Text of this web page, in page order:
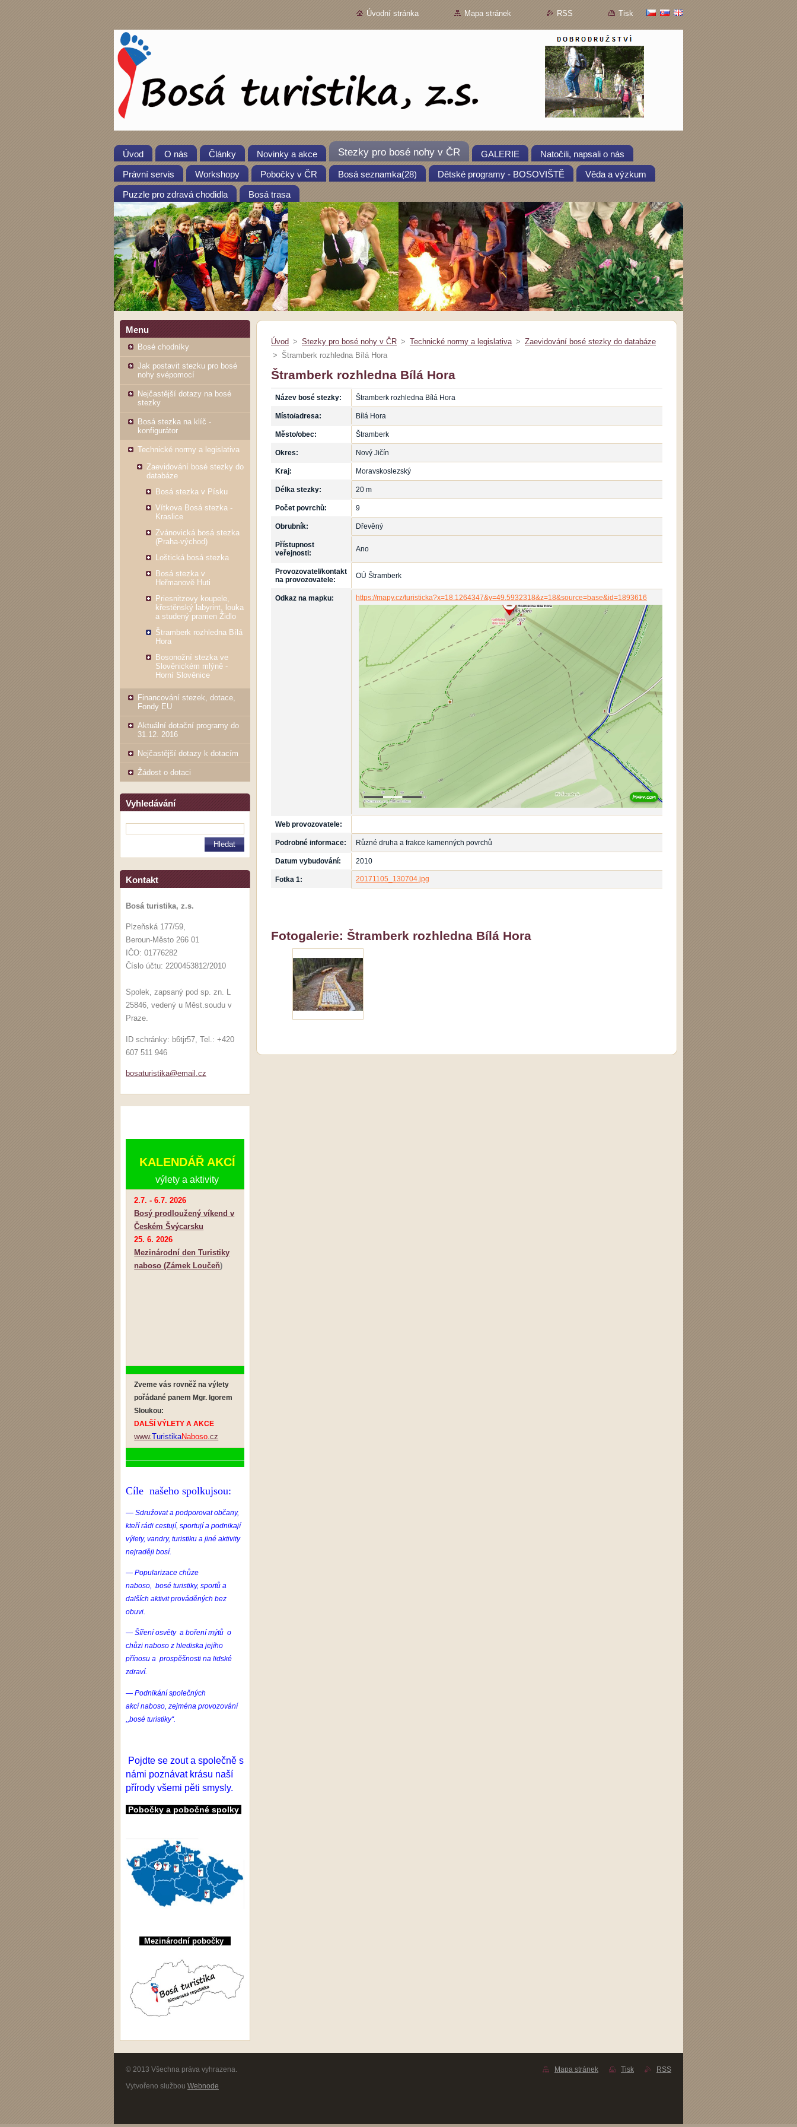
Úvodní stránka Mapa stránek RSS Tisk
Úvod O nás Články Novinky a akce Stezky pro bosé nohy v ČR GALERIE Natočili, napsali o nás
Právní servis Workshopy Pobočky v ČR Bosá seznamka(28) Dětské programy - BOSOVIŠTĚ Věda a výzkum
Puzzle pro zdravá chodidla Bosá trasa
Menu
Bosé chodníky
Jak postavit stezku pro bosé
nohy svépomocí
Nejčastější dotazy na bosé
stezky
Bosá stezka na klíč -
konfigurátor
Technické normy a legislativa
Zaevidování bosé stezky do
databáze
Bosá stezka v Písku
Vítkova Bosá stezka -
Kraslice
Zvánovická bosá stezka
(Praha-východ)
Loštická bosá stezka
Bosá stezka v
Heřmanově Huti
Priesnitzovy koupele,
křestěnský labyrint, louka
a studený pramen Židlo
Štramberk rozhledna Bílá
Hora
Bosonožní stezka ve
Slověnickém mlýně -
Horní Slověnice
Financování stezek, dotace,
Fondy EU
Aktuální dotační programy do
31.12. 2016
Nejčastější dotazy k dotacím
Žádost o dotaci
Vyhledávání
Kontakt
Bosá turistika, z.s.
Plzeňská 177/59,
Beroun-Město 266 01
IČO: 01776282
Číslo účtu: 2200453812/2010
Spolek, zapsaný pod sp. zn. L
25846, vedený u Měst.soudu v
Praze.
ID schránky: b6tjr57, Tel.: +420
607 511 946
bosaturistika@email.cz
KALENDÁŘ AKCÍ
výlety a aktivity
2.7. - 6.7. 2026
Bosý prodloužený víkend v
Českém Švýcarsku
25. 6. 2026
Mezinárodní den Turistiky
naboso (Zámek Loučeň)
Zveme vás rovněž na výlety
pořádané panem Mgr. Igorem
Sloukou:
DALŠÍ VÝLETY A AKCE
www.TuristikaNaboso.cz
Cíle našeho spolkujsou:
— Sdružovat a podporovat občany,
kteří rádi cestují, sportují a podnikají
výlety, vandry, turistiku a jiné aktivity
nejraději bosí.
— Popularizace chůze
naboso, bosé turistiky, sportů a
dalších aktivit prováděných bez
obuvi.
— Šíření osvěty a boření mýtů o
chůzi naboso z hlediska jejího
přínosu a prospěšnosti na lidské
zdraví.
— Podnikání společných
akcínaboso , zejména provozování
,,bosé turistiky“.
Pojdte se zout a společně s
námi poznávat krásu naší
přírody všemi pěti smysly.
Pobočky a pobočné spolky
Mezinárodní pobočky
Úvod > Stezky pro bosé nohy v ČR > Technické normy a legislativa > Zaevidování bosé stezky do databáze
> Štramberk rozhledna Bílá Hora
Štramberk rozhledna Bílá Hora
Název bosé stezky: Štramberk rozhledna Bílá Hora
Místo/adresa: Bílá Hora
Město/obec: Štramberk
Okres: Nový Jičín
Kraj: Moravskoslezský
Délka stezky: 20 m
Počet povrchů: 9
Obrubník: Dřevěný
Přístupnost
veřejnosti:
Ano
Provozovatel/kontakt
na provozovatele:
OÚ Štramberk
Odkaz na mapku: https://mapy.cz/turisticka?x=18.1264347&y=49.5932318&z=18&source=base&id=1893616
Web provozovatele:
Podrobné informace: Různé druha a frakce kamenných povrchů
Datum vybudování: 2010
Fotka 1: 20171105_130704.jpg
Fotogalerie: Štramberk rozhledna Bílá Hora
Mapa stránek Tisk RSS
© 2013 Všechna práva vyhrazena.
Vytvořeno službou Webnode